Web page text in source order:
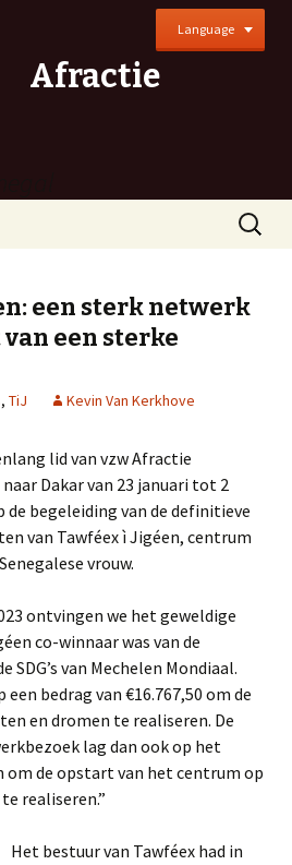
Afractie
Language
Zoeken
naar:
een sterk netwerk
een sterke
, TiJ Kevin Van Kerkhove
lid van vzw Afractie
Dakar van 23 januari tot 2
de begeleiding van de definitieve
van Tawféex ì Jigéen, centrum
vrouw.
ontvingen we het geweldige
co-winnaar was van de
SDG’s van Mechelen Mondiaal.
bedrag van €16.767,50 om de
en dromen te realiseren. De
lag dan ook op het
om de opstart van het centrum op
realiseren.”
Het bestuur van Tawféex had in